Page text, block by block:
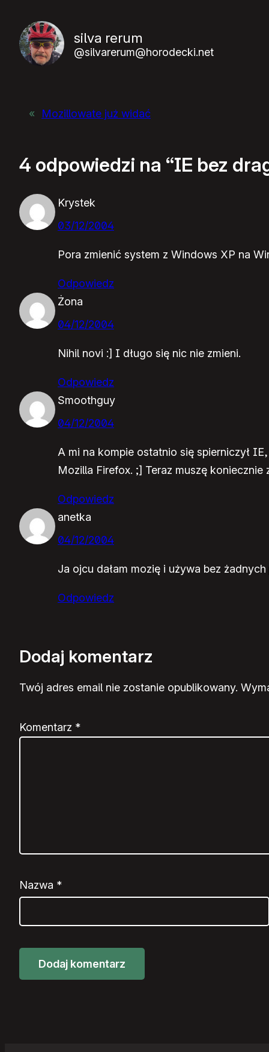
silva rerum
@silvarerum@horodecki.net
« Mozillowate już widać
4 odpowiedzi na “IE bez
Krystek
03/12/2004
Pora zmienić system z Windows XP na
Odpowiedz
Żona
04/12/2004
Nihil novi :] I długo się nic nie zmieni.
Odpowiedz
Smoothguy
04/12/2004
A mi na kompie ostatnio się spierniczył
Mozilla Firefox. ;] Teraz muszę
Odpowiedz
anetka
04/12/2004
Ja ojcu dałam mozię i używa bez
Odpowiedz
Dodaj komentarz
Twój adres email nie zostanie opublikowany.
Komentarz *
Nazwa *